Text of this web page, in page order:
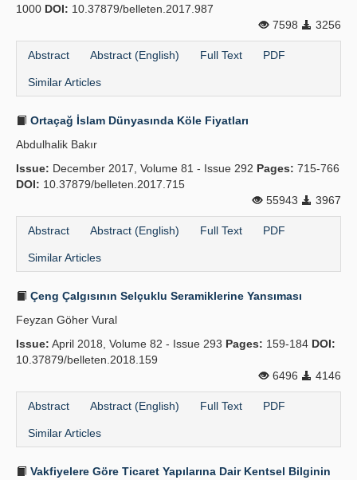
1000 DOI: 10.37879/belleten.2017.987
7598
3256
Abstract Abstract (English) Full Text PDF
Similar Articles
Ortaçağ İslam Dünyasında Köle Fiyatları
Abdulhalik Bakır
Issue: December 2017, Volume 81 - Issue 292 Pages: 715-766
DOI: 10.37879/belleten.2017.715
55943
3967
Abstract Abstract (English) Full Text PDF
Similar Articles
Çeng Çalgısının Selçuklu Seramiklerine Yansıması
Feyzan Göher Vural
Issue: April 2018, Volume 82 - Issue 293 Pages: 159-184 DOI:
10.37879/belleten.2018.159
6496
4146
Abstract Abstract (English) Full Text PDF
Similar Articles
Vakfiyelere Göre Ticaret Yapılarına Dair Kentsel Bilginin